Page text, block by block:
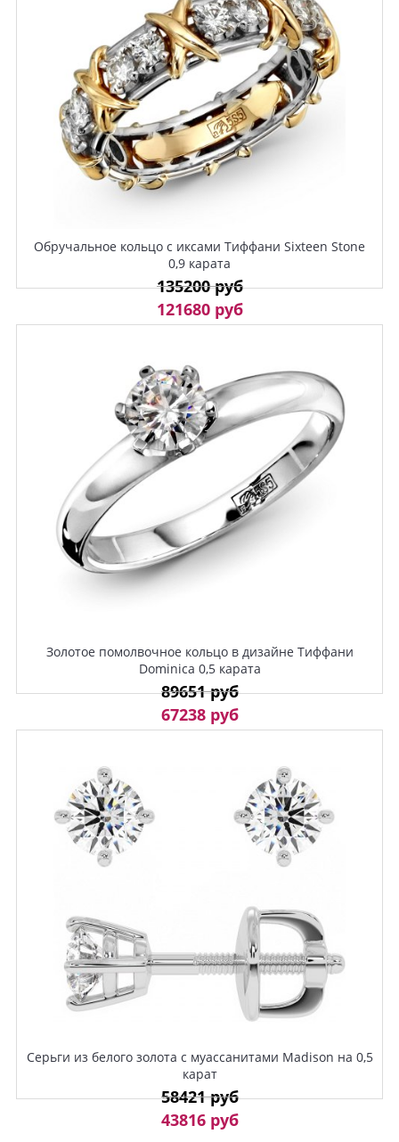
Обручальное кольцо с иксами Тиффани Sixteen Stone
0,9 карата
135200 руб
121680 руб
Золотое помолвочное кольцо в дизайне Тиффани
Dominica 0,5 карата
89651 руб
67238 руб
Серьги из белого золота с муассанитами Madison на 0,5
карат
58421 руб
43816 руб